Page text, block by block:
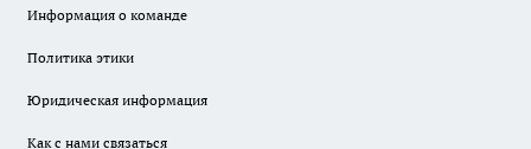
Информация о команде
Политика этики
Юридическая информация
Как с нами связаться